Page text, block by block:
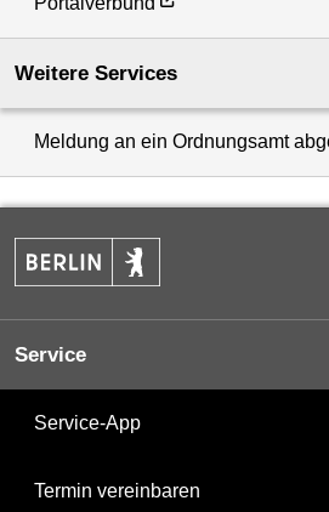
Weitere Services
Meldung an ein Ordnungsamt
Service
Service-App
Termin vereinbaren